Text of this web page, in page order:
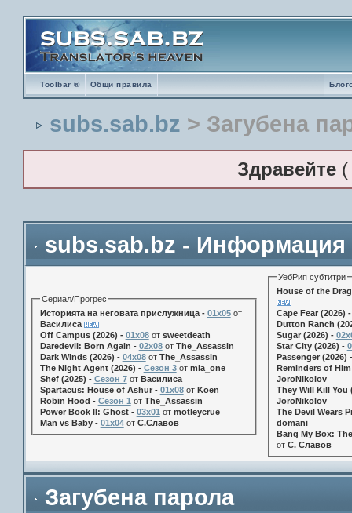
Toolbar ® Общи правила
subs.sab.bz > Загубена
Здравейте
subs.sab.bz - Информация
Сериал/Прогрес
Историята на неговата прислужница - 01х05от
Василиса
Off Campus (2026) - 01x08от sweetdeath
Daredevil: Born Again - 02x08от The_Assassin
Dark Winds (2026) - 04x08от The_Assassin
The Night Agent (2026) - Сезон 3от mia_one
Shef (2025) - Сезон 7от Василиса
Spartacus: House of Ashur - 01x08от Koen
Robin Hood - Сезон 1 от The_Assassin
Power Book II: Ghost - 03x01 от motleycrue
Man vs Baby - 01x04от С.Славов
УебРип субтитри
House of the
Cape Fear (2026)
Dutton Ranch
Sugar (2026) -
Star City (2026) -
Passenger (2026)
Reminders of
JoroNikolov
They Will Kill You
JoroNikolov
The Devil Wears
domani
Bang My Box:
от С. Славов
Загубена парола